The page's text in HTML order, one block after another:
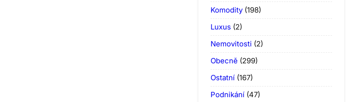
Komodity (198)
Luxus (2)
Nemovitosti (2)
Obecně (299)
Ostatní (167)
Podnikání (47)